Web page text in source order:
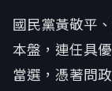
國民黨黃敬平
本盤，連任具
當選，憑著問